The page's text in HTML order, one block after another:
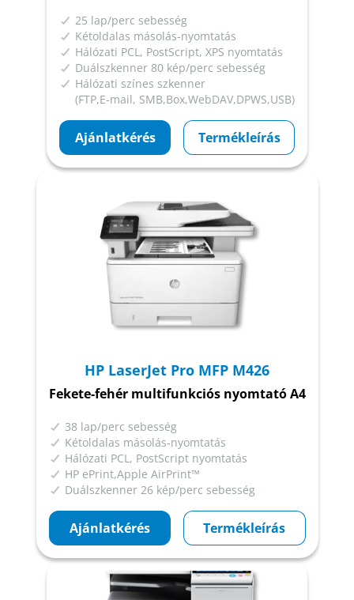
25 lap/perc sebesség
Kétoldalas másolás-nyomtatás
Hálózati PCL, PostScript, XPS nyomtatás
Duálszkenner 80 kép/perc sebesség
Hálózati színes szkenner
(FTP,E-mail, SMB,Box,WebDAV,DPWS,USB)
Ajánlatkérés Termékleírás
HP LaserJet Pro MFP M426
Fekete-fehér multifunkciós nyomtató A4
38 lap/perc sebesség
Kétoldalas másolás-nyomtatás
Hálózati PCL, PostScript nyomtatás
HP ePrint,Apple AirPrint™
Duálszkenner 26 kép/perc sebesség
Ajánlatkérés Termékleírás